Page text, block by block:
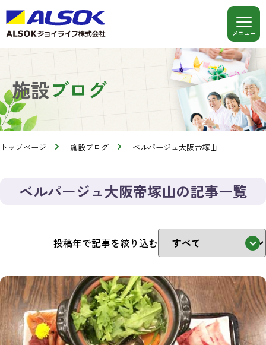
施設ブログ
トップページ 施設ブログ ベルパージュ大阪帝塚山
ベルパージュ大阪帝塚山の記事一覧
投稿年で記事を絞り込む